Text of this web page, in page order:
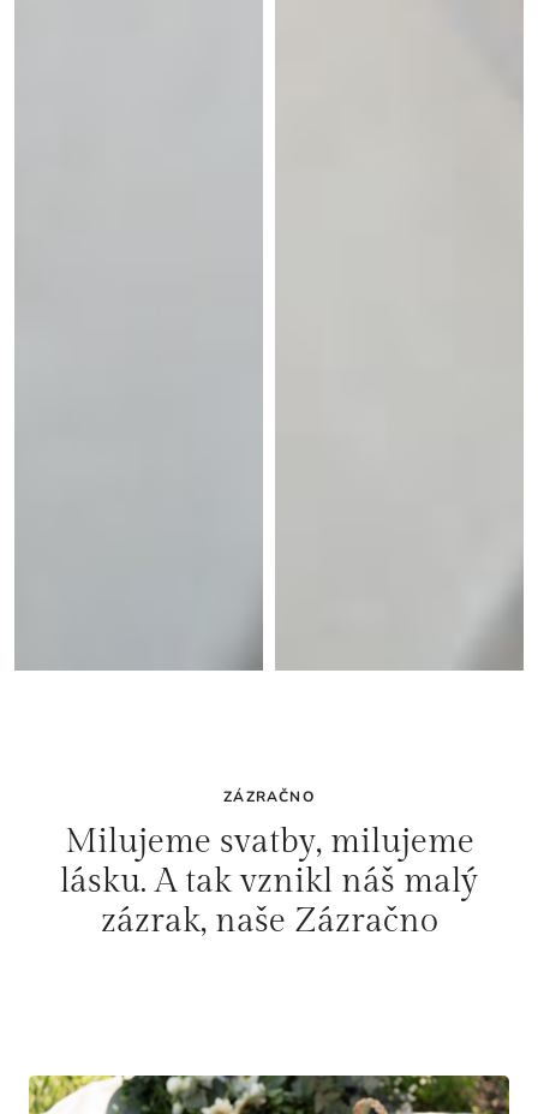
ZÁZRAČNO
Milujeme svatby, milujeme
lásku. A tak vznikl náš malý
zázrak, naše Zázračno